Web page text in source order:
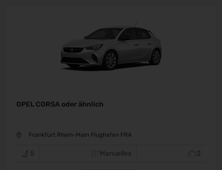
OPEL CORSA oder ähnlich
FRANKFURT APT TERMINAL 3
5 Manuelles 2